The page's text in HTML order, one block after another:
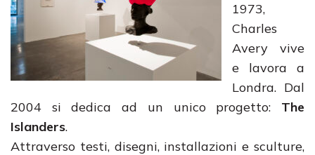
1973,
Charles
Avery vive
e lavora a
Londra. Dal
2004 si dedica ad un unico progetto: The
Islanders.
Attraverso testi, disegni, installazioni e sculture,